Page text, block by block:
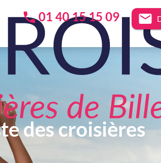
01 40 15 15 09
des croisières